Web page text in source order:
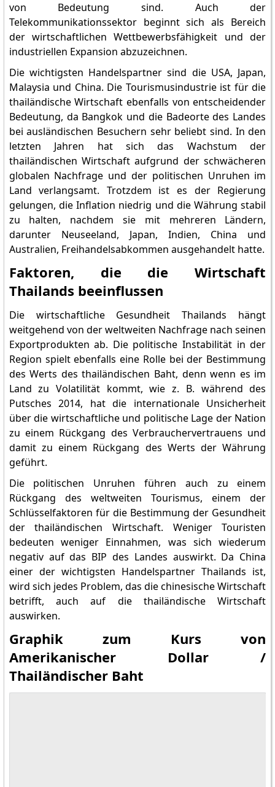
von Bedeutung sind. Auch der
Telekommunikationssektor beginnt sich als Bereich
der wirtschaftlichen Wettbewerbsfähigkeit und der
industriellen Expansion abzuzeichnen.
Die wichtigsten Handelspartner sind die USA, Japan,
Malaysia und China. Die Tourismusindustrie ist für die
thailändische Wirtschaft ebenfalls von entscheidender
Bedeutung, da Bangkok und die Badeorte des Landes
bei ausländischen Besuchern sehr beliebt sind. In den
letzten Jahren hat sich das Wachstum der
thailändischen Wirtschaft aufgrund der schwächeren
globalen Nachfrage und der politischen Unruhen im
Land verlangsamt. Trotzdem ist es der Regierung
gelungen, die Inflation niedrig und die Währung stabil
zu halten, nachdem sie mit mehreren Ländern,
darunter Neuseeland, Japan, Indien, China und
Australien, Freihandelsabkommen ausgehandelt hatte.
Faktoren, die die Wirtschaft
Thailands beeinflussen
Die wirtschaftliche Gesundheit Thailands hängt
weitgehend von der weltweiten Nachfrage nach seinen
Exportprodukten ab. Die politische Instabilität in der
Region spielt ebenfalls eine Rolle bei der Bestimmung
des Werts des thailändischen Baht, denn wenn es im
Land zu Volatilität kommt, wie z. B. während des
Putsches 2014, hat die internationale Unsicherheit
über die wirtschaftliche und politische Lage der Nation
zu einem Rückgang des Verbrauchervertrauens und
damit zu einem Rückgang des Werts der Währung
geführt.
Die politischen Unruhen führen auch zu einem
Rückgang des weltweiten Tourismus, einem der
Schlüsselfaktoren für die Bestimmung der Gesundheit
der thailändischen Wirtschaft. Weniger Touristen
bedeuten weniger Einnahmen, was sich wiederum
negativ auf das BIP des Landes auswirkt. Da China
einer der wichtigsten Handelspartner Thailands ist,
wird sich jedes Problem, das die chinesische Wirtschaft
betrifft, auch auf die thailändische Wirtschaft
auswirken.
Graphik zum Kurs von
Amerikanischer Dollar /
Thailändischer Baht